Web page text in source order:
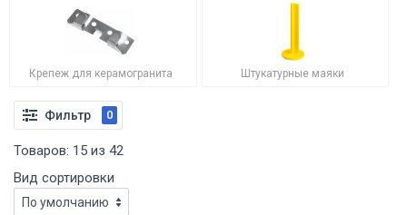
Крепеж для керамогранита Штукатурные маяки
Фильтр 0
Товаров: 15 из 42
Вид сортировки